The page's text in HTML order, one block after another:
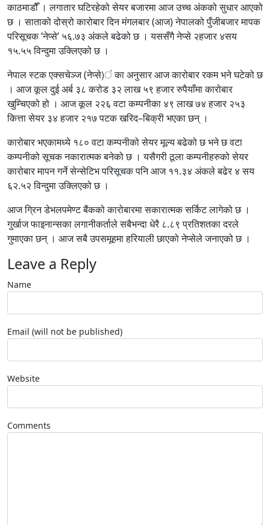
काठमाडौँ । लगातार घटिरहेको सेयर बजारमा आज उच्च अंकको सुधार आएको
छ । साताको दोस्रो कारोबार दिन मंगलबार (आज) नेपालको पुँजीबजार मापक
परिसूचक ’नेप्से’ ५६.७३ अंकले बढेको छ । यससँगै नेप्से २हजार ४सय
१५.५५ विन्दुमा उक्लिएको छ ।
नेपाल स्टक एक्सचेञ्ज (नेप्से)ं का अनुसार आज कारोबार रकम भने घटेको छ
। आज कूल दुई अर्ब ३८ करोड ३२ लाख ५९ हजार रुपैयाँमा कारोबार
खुम्चिएको हो । आज कूल २२६ वटा कम्पनीका ४९ लाख ७४ हजार २५३
कित्ता सेयर ३४ हजार २१७ पटक खरिद–बिक्री भएका छन् ।
कारोबार भएकामध्ये १८० वटा कम्पनीको सेयर मूल्य बढेको छ भने छ वटा
कम्पनीको सूचक नकारात्मक बनेको छ । यसैगरी ठूला कम्पनीहरुको सेयर
कारोबार मापन गर्ने सेन्सेटिभ परिसूचक पनि आज ११.३४ अंकले बढेर ४ सय
६२.५२ विन्दुमा उक्लिएको छ ।
आज ग्रिन डेभलपमेण्ट बैंकको कारोबारमा सकारात्मक सर्किट लागेको छ ।
गुर्खाज फाइनान्सका लगानीकर्ताले सबैभन्दा धेरै ८.८९ प्रतिशतका दरले
गुमाएका छन् । आज सबै उपसमूहमा हरियाली छाएको नेप्सेले जनाएको छ ।
Leave a Reply
Name
Email (will not be published)
Website
Comments